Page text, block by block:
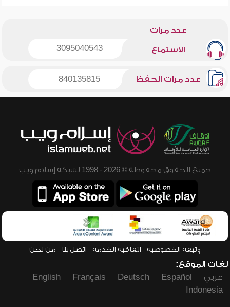
عدد مرات
الاستماع 3095040543
عدد مرات الحفظ 840135815
جميع الحقوق محفوظة © 2026 - 1998 لشبكة إسلام ويب
وثيقة الخصوصية اتفاقية الخدمة اتصل بنا من نحن
لغات الموقع:
عربي
Español
Deutsch
Français
English
Indonesia